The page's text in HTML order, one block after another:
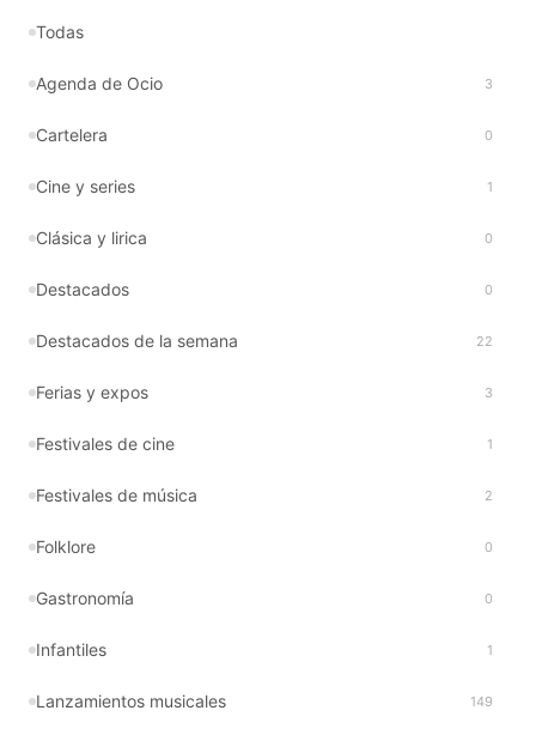
Todas
Agenda de Ocio 3
Cartelera 0
Cine y series 1
Clásica y lirica 0
Destacados 0
Destacados de la semana 22
Ferias y expos 3
Festivales de cine 1
Festivales de música 2
Folklore 0
Gastronomía 0
Infantiles 1
Lanzamientos musicales 149